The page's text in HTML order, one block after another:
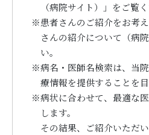
（病院サイト）」をご覧く
※患者さんのご紹介をお考
さんの紹介について（病
い。
※病名・医師名検索は、当
療情報を提供することを
※病状に合わせて、最適な
します。
その結果、ご紹介いただ